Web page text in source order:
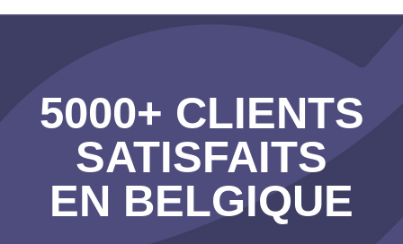
5000+ CLIENTS
SATISFAITS
EN BELGIQUE